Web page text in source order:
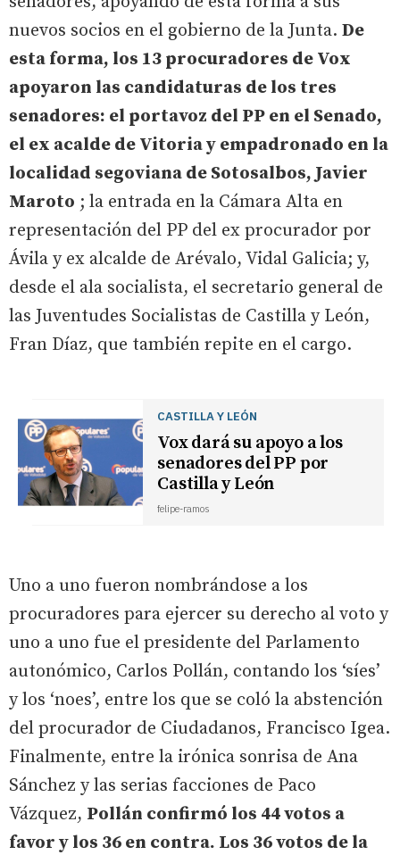
nuevos socios en el gobierno de la Junta. De
esta forma, los 13 procuradores de Vox
apoyaron las candidaturas de los tres
senadores: el portavoz del PP en el Senado,
el ex acalde de Vitoria y empadronado en la
localidad segoviana de Sotosalbos, Javier
Maroto ; la entrada en la Cámara Alta en
representación del PP del ex procurador por
Ávila y ex alcalde de Arévalo, Vidal Galicia; y,
desde el ala socialista, el secretario general de
las Juventudes Socialistas de Castilla y León,
Fran Díaz, que también repite en el cargo.
CASTILLA Y LEÓN
Vox dará su apoyo a los
senadores del PP por
Castilla y León
felipe-ramos
Uno a uno fueron nombrándose a los
procuradores para ejercer su derecho al voto y
uno a uno fue el presidente del Parlamento
autonómico, Carlos Pollán, contando los ‘síes’
y los ‘noes’, entre los que se coló la abstención
del procurador de Ciudadanos, Francisco Igea.
Finalmente, entre la irónica sonrisa de Ana
Sánchez y las serias facciones de Paco
Vázquez, Pollán confirmó los 44 votos a
favor y los 36 en contra. Los 36 votos de la